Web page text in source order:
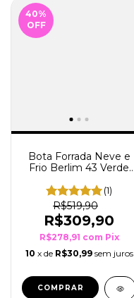
40%
OFF
Bota Forrada Neve e
Frio Berlim 43 Verde
(1)
R$519,90
R$309,90
R$278,91 com Pix
10 x de R$30,99 sem juros
COMPRAR